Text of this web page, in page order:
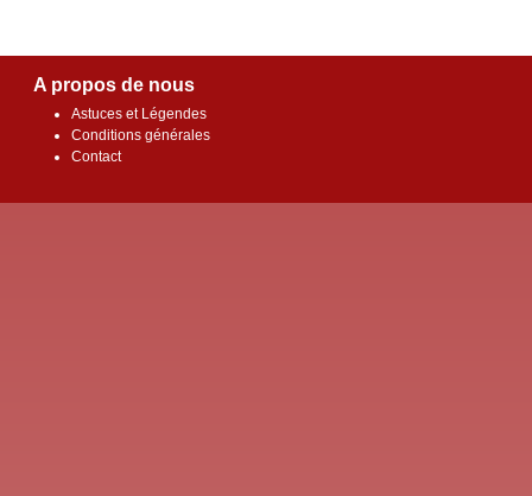
A propos de nous
Astuces et Légendes
Conditions générales
Contact